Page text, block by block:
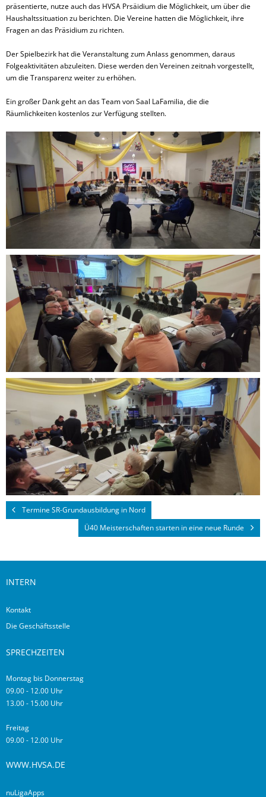
präsentierte, nutze auch das HVSA Prsäidium die Möglichkeit, um über die
Haushaltssituation zu berichten. Die Vereine hatten die Möglichkeit, ihre
Fragen an das Präsidium zu richten.
Der Spielbezirk hat die Veranstaltung zum Anlass genommen, daraus
Folgeaktivitäten abzuleiten. Diese werden den Vereinen zeitnah vorgestellt,
um die Transparenz weiter zu erhöhen.
Ein großer Dank geht an das Team von Saal LaFamilia, die die
Räumlichkeiten kostenlos zur Verfügung stellten.
Termine SR-Grundausbildung in Nord
Ü40 Meisterschaften starten in eine neue Runde
INTERN
Kontakt
Die Geschäftsstelle
SPRECHZEITEN
Montag bis Donnerstag
09.00 - 12.00 Uhr
13.00 - 15.00 Uhr
Freitag
09.00 - 12.00 Uhr
WWW.HVSA.DE
nuLigaApps